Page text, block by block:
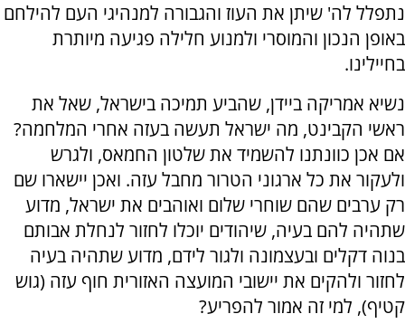
נתפלל לה' שיתן את העוז והגבורה למנהיגי העם להילחם
באופן הנכון והמוסרי ולמנוע חלילה פגיעה מיותרת
בחיילינו.
נשיא אמריקה ביידן, שהביע תמיכה בישראל, שאל את
ראשי הקבינט, מה ישראל תעשה בעזה אחרי המלחמה?
אם אכן כוונתנו להשמיד את שלטון החמאס, ולגרש
ולעקור את כל ארגוני הטרור מחבל עזה. ואכן יישארו שם
רק ערבים שהם שוחרי שלום ואוהבים את ישראל, מדוע
שתהיה להם בעיה, שיהודים יוכלו לחזור לנחלת אבותם
בנוה דקלים ובעצמונה ולגור לידם, מדוע שתהיה בעיה
לחזור ולהקים את יישובי המועצה האזורית חוף עזה (גוש
קטיף), למי זה אמור להפריע?